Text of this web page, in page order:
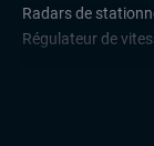
Radars de
Régulateur de